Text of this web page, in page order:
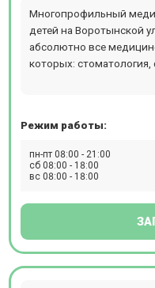
Многопрофильный
детей на Воротынской
абсолютно все
которых: стоматология,
отоларингология,
Режим работы:
пн-пт 08:00 - 21:00
сб 08:00 - 18:00
вс 08:00 - 18:00